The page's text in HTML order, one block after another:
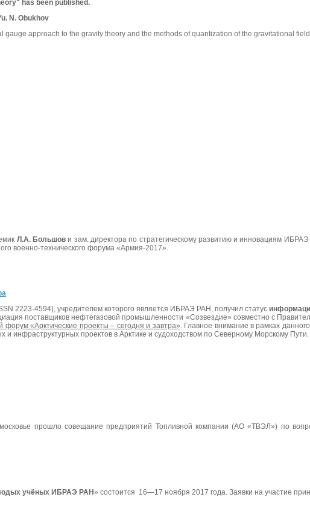
has been published.
N. Obukhov
gauge approach to the gravity theory and the methods of quantization of the gravitational
Л.А. Большови зам. директора по стратегическому развитию и инновациям
военно-технического форума «Армия-2017».
2223-4594), учредителем которого является ИБРАЭ РАН, получил статус
поставщиков нефтегазовой промышленности «Созвездие» совместно с
«Арктические проекты – сегодня и завтра». Главное внимание в рамках
и инфраструктурных проектов в Арктике и судоходством по Северному Морскому Пути.
прошло совещание предприятий Топливной компании (АО «ТВЭЛ») по
учёных ИБРАЭ РАН » состоится 16—17 ноября 2017 года. Заявки на участие